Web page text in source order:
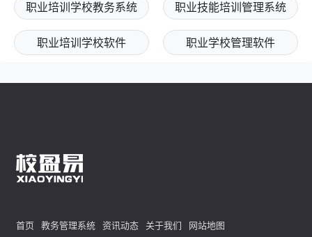
职业培训学校教务系统 职业技能培训管理系统
职业培训学校软件 职业学校管理软件
首页 教务管理系统 资讯动态 关于我们 网站地图